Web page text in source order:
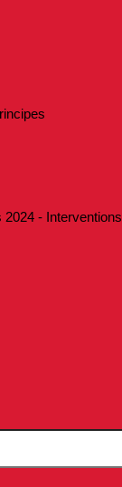
2024 - Interventions